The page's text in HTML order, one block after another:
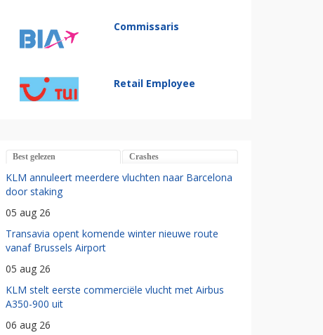
Commissaris
Retail Employee
Best gelezen Crashes
KLM annuleert meerdere vluchten naar Barcelona
door staking
05 aug 26
Transavia opent komende winter nieuwe route
vanaf Brussels Airport
05 aug 26
KLM stelt eerste commerciële vlucht met Airbus
A350-900 uit
06 aug 26